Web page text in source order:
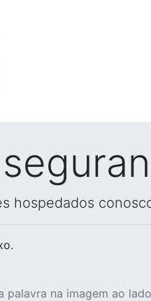
hospedados
palavra na imagem ao